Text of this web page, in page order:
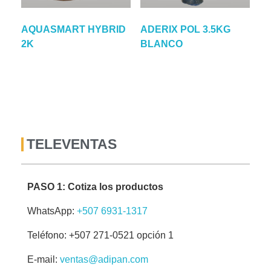
AQUASMART HYBRID
2K
ADERIX POL 3.5KG
BLANCO
TELEVENTAS
PASO 1: Cotiza los productos
WhatsApp: +507 6931-1317
Teléfono: +507 271-0521 opción 1
E-mail: ventas@adipan.com